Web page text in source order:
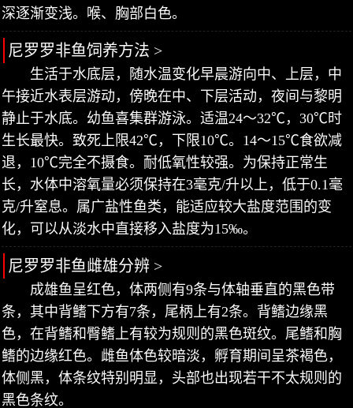
深逐渐变浅。喉、胸部白色。
尼罗罗非鱼饲养方法 >
生活于水底层，随水温变化早晨游向中、上层，中
午接近水表层游动，傍晚在中、下层活动，夜间与黎明
静止于水底。幼鱼喜集群游泳。适温24～32℃，30℃时
生长最快。致死上限42℃，下限10℃。14～15℃食欲减
退，10℃完全不摄食。耐低氧性较强。为保持正常生
长，水体中溶氧量必须保持在3毫克/升以上，低于0.1毫
克/升窒息。属广盐性鱼类，能适应较大盐度范围的变
化，可以从淡水中直接移入盐度为15‰。
尼罗罗非鱼雌雄分辨 >
成雄鱼呈红色，体两侧有9条与体轴垂直的黑色带
条，其中背鳍下方有7条，尾柄上有2条。背鳍边缘黑
色，在背鳍和臀鳍上有较为规则的黑色斑纹。尾鳍和胸
鳍的边缘红色。雌鱼体色较暗淡，孵育期间呈茶褐色，
体侧黑，体条纹特别明显，头部也出现若干不太规则的
黑色条纹。